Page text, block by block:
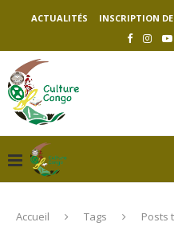
ACTUALITÉS INSCRIPTION
Accueil Tags
Posts